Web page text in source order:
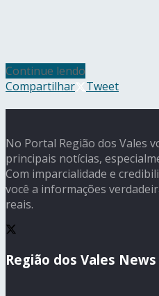
Continue lendo
Compartilhar
Tweet
No Portal Região dos Vales
principais notícias,
Com imparcialidade e
você a informações
reais.
Região dos Vales News